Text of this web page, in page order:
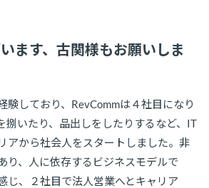
ます、古関様もお願いしま
験しており、RevCommは４社目になり
捌いたり、品出しをしたりするなど、IT
アから社会人をスタートしました。非
り、人に依存するビジネスモデルで
じ、２社目で法人営業へとキャリア